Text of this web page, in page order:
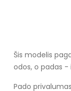
Šis modelis
odos, o padas -
Pado